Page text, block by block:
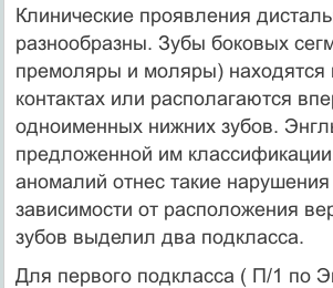
Клинические проявления
разнообразны. Зубы боковых
премоляры и моляры) находятся
контактах или располагаются
одноименных нижних зубов.
предложенной им
аномалий отнес такие
зависимости от расположения
зубов выделил два подкласса.
Для первого подкласса ( П/1 по